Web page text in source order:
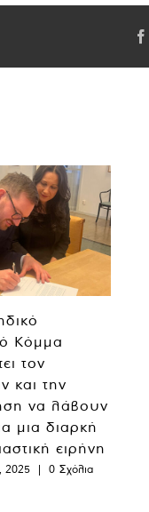
Κόμμα
τον
και την
να λάβουν
μια διαρκή
ειρήνη
2025 | 0 Σχόλια